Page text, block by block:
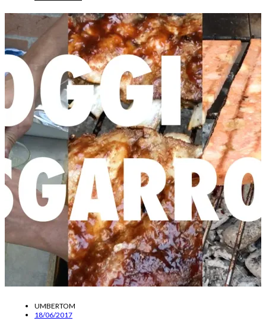
UMBERTOM
18/06/2017